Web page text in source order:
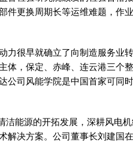
更换周期长等运维难题，作
很早就确立了向制造服务业
，保定、赤峰、连云港三个
司风能学院是中国首家可同
洁能源的开拓发展，深耕风电
决方案。公司董事长刘建国